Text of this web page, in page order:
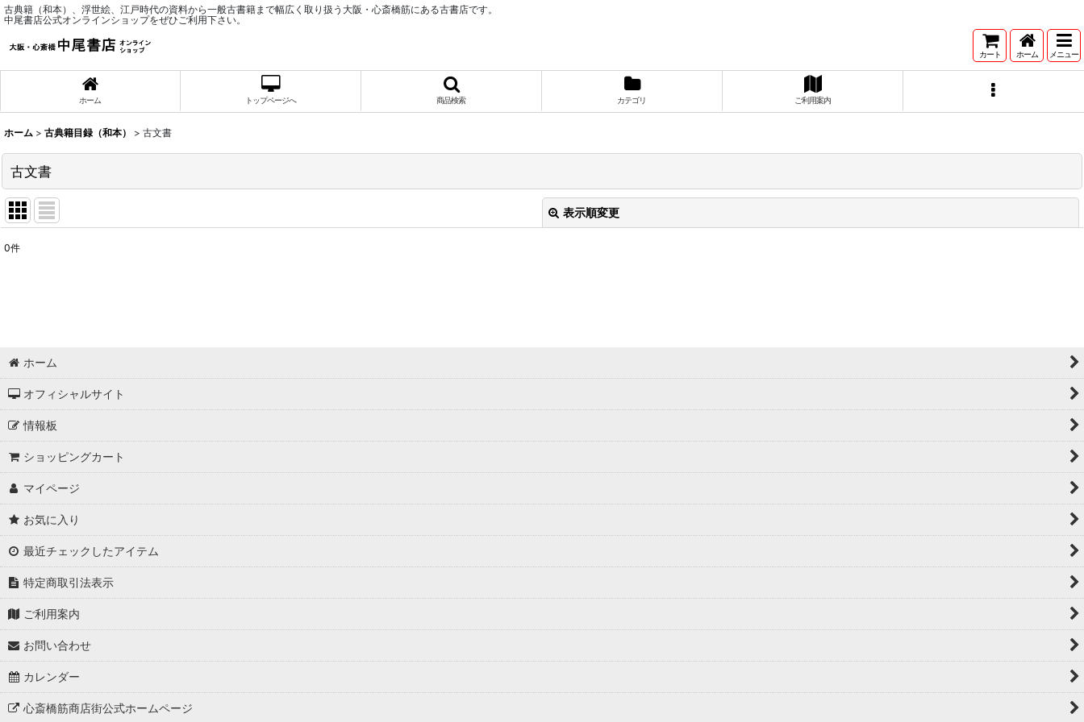
古典籍（和本）、浮世絵、江戸時代の資料から一般古書籍まで幅広く取り扱う大阪・心斎橋筋にある古書店です。
中尾書店公式オンラインショップをぜひご利用下さい。
カート ホーム メニュー
ホーム トップページへ 商品検索 カテゴリ ご利用案内
ホーム > 古典籍目録（和本） > 古文書
古文書
表示順変更
0件
ホーム
オフィシャルサイト
情報板
ショッピングカート
マイページ
お気に入り
最近チェックしたアイテム
特定商取引法表示
ご利用案内
お問い合わせ
カレンダー
心斎橋筋商店街公式ホームページ